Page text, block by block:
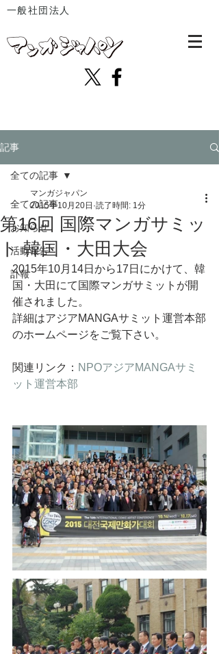
一般社団法人
記事
全ての記事
お知らせ
活動報告
訃報
全ての記事
第16回 国際マンガサミッ
ト 韓国・大田大会
マンガジャパン
2015年10月20日 読了時間: 1分
2015年10月14日から17日にかけて、韓
国・大田にて国際マンガサミットが開
催されました。
詳細はアジアMANGAサミット運営本部
のホームページをご覧下さい。
関連リンク： NPOアジアMANGAサミ
ット運営本部